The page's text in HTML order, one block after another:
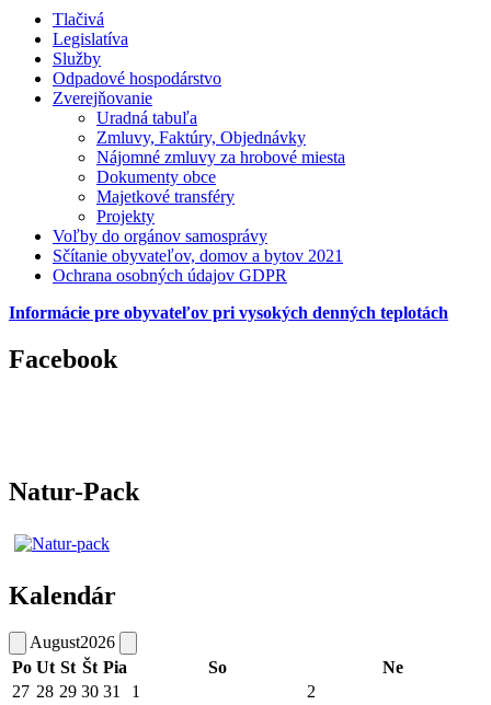
Tlačivá
Legislatíva
Služby
Odpadové hospodárstvo
Zverejňovanie
Uradná tabuľa
Zmluvy, Faktúry, Objednávky
Nájomné zmluvy za hrobové miesta
Dokumenty obce
Majetkové transféry
Projekty
Voľby do orgánov samosprávy
Sčítanie obyvateľov, domov a bytov 2021
Ochrana osobných údajov GDPR
Informácie pre obyvateľov pri vysokých denných teplotách
Facebook
Natur-Pack
Kalendár
August2026
Po Ut St Št Pia So
Ne
27 28 29 30 31 1
2